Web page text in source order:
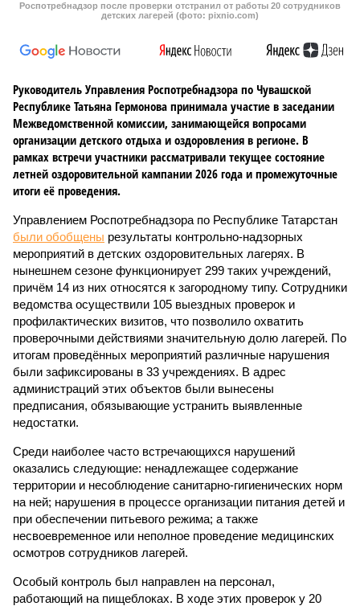
Роспотребнадзор после проверки отстранил от работы 20 сотрудников
детских лагерей (фото: pixnio.com)
Руководитель Управления Роспотребнадзора по Чувашской
Республике Татьяна Гермонова принимала участие в заседании
Межведомственной комиссии, занимающейся вопросами
организации детского отдыха и оздоровления в регионе. В
рамках встречи участники рассматривали текущее состояние
летней оздоровительной кампании 2026 года и промежуточные
итоги её проведения.
Управлением Роспотребнадзора по Республике Татарстан
были обобщены результаты контрольно-надзорных
мероприятий в детских оздоровительных лагерях. В
нынешнем сезоне функционирует 299 таких учреждений,
причём 14 из них относятся к загородному типу. Сотрудники
ведомства осуществили 105 выездных проверок и
профилактических визитов, что позволило охватить
проверочными действиями значительную долю лагерей. По
итогам проведённых мероприятий различные нарушения
были зафиксированы в 33 учреждениях. В адрес
администраций этих объектов были вынесены
предписания, обязывающие устранить выявленные
недостатки.
Среди наиболее часто встречающихся нарушений
оказались следующие: ненадлежащее содержание
территории и несоблюдение санитарно-гигиенических норм
на ней; нарушения в процессе организации питания детей и
при обеспечении питьевого режима; а также
несвоевременное или неполное проведение медицинских
осмотров сотрудников лагерей.
Особый контроль был направлен на персонал,
работающий на пищеблоках. В ходе этих проверок у 20